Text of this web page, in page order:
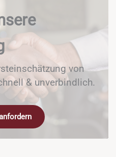
von
& unverbindlich.